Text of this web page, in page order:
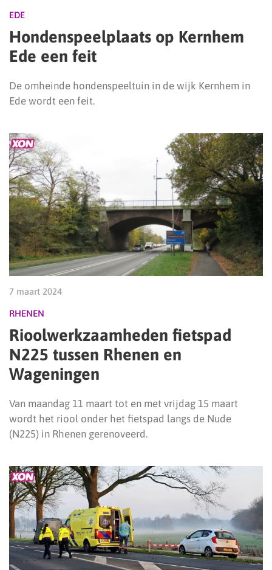
EDE
Hondenspeelplaats op Kernhem
Ede een feit
De omheinde hondenspeeltuin in de wijk Kernhem in
Ede wordt een feit.
7 maart 2024
RHENEN
Rioolwerkzaamheden fietspad
N225 tussen Rhenen en
Wageningen
Van maandag 11 maart tot en met vrijdag 15 maart
wordt het riool onder het fietspad langs de Nude
(N225) in Rhenen gerenoveerd.